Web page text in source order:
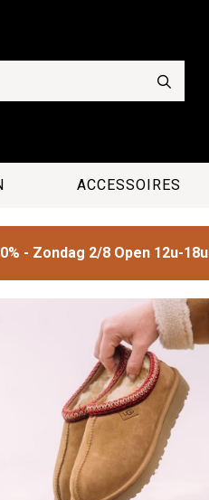
ACCESSOIRES
- Zondag 2/8 Open 12u-18u